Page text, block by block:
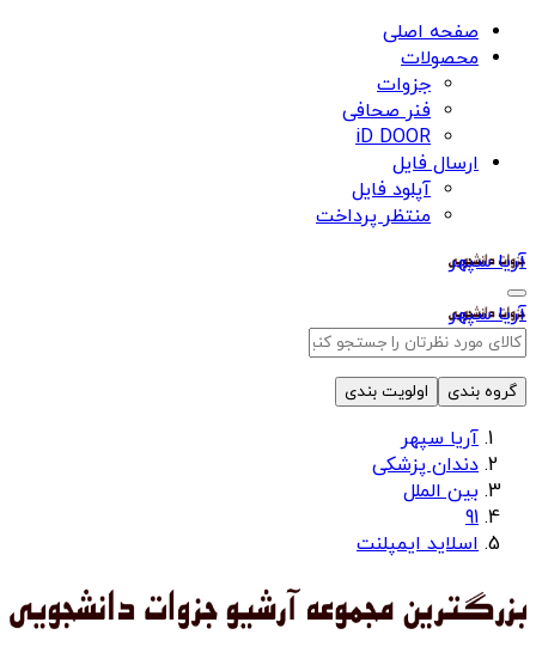
صفحه اصلی
محصولات
جزوات
فنر صحافی
iD DOOR
ارسال فایل
آپلود فایل
منتظر پرداخت
آریا سپهر
آریا سپهر
گروه بندی اولویت بندی
آریا سپهر
دندان پزشکی
بین الملل
91
اسلاید ایمپلنت